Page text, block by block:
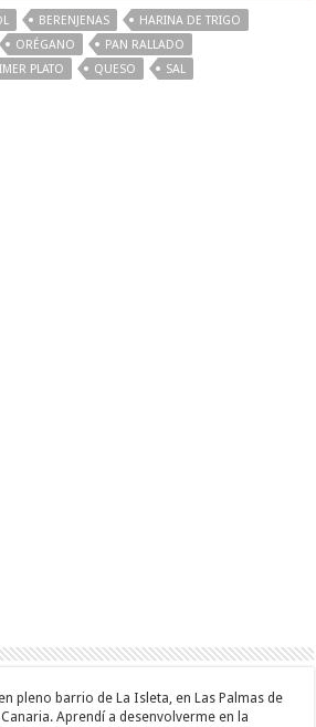
BERENJENAS
HARINA DE TRIGO
ORÉGANO
PAN RALLADO
PLATO QUESO SAL
pleno barrio de La Isleta, en Las Palmas de
Aprendí a desenvolverme en la